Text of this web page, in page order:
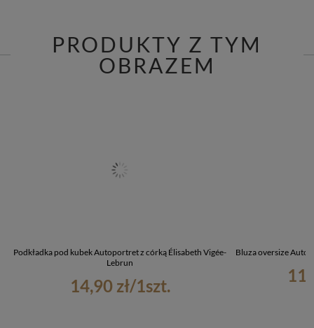
PRODUKTY Z TYM
OBRAZEM
Podkładka pod kubek Autoportret z córką Élisabeth Vigée-
Lebrun
14,90 zł/1szt.
Bluza oversize